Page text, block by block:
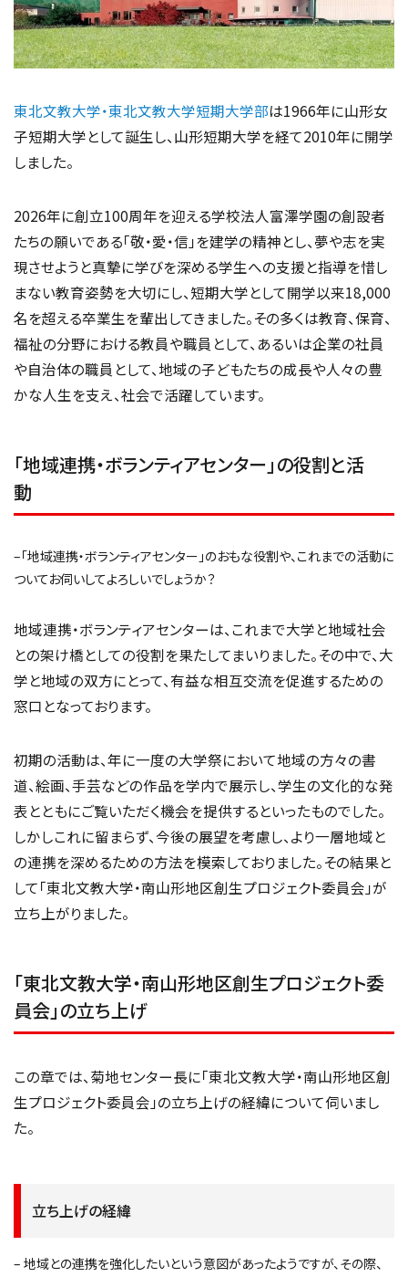
東北文教大学・東北文教大学短期大学部は1966年に山形女
子短期大学として誕生し、山形短期大学を経て2010年に開学
しました。
2026年に創立100周年を迎える学校法人富澤学園の創設者
たちの願いである「敬・愛・信」を建学の精神とし、夢や志を実
現させようと真摯に学びを深める学生への支援と指導を惜し
まない教育姿勢を大切にし、短期大学として開学以来18,000
名を超える卒業生を輩出してきました。その多くは教育、保育、
福祉の分野における教員や職員として、あるいは企業の社員
や自治体の職員として、地域の子どもたちの成長や人々の豊
かな人生を支え、社会で活躍しています。
「地域連携・ボランティアセンター」の役割と活
動
–「地域連携・ボランティアセンター」のおもな役割や、これまでの活動に
ついてお伺いしてよろしいでしょうか？
地域連携・ボランティアセンターは、これまで大学と地域社会
との架け橋としての役割を果たしてまいりました。その中で、大
学と地域の双方にとって、有益な相互交流を促進するための
窓口となっております。
初期の活動は、年に一度の大学祭において地域の方々の書
道、絵画、手芸などの作品を学内で展示し、学生の文化的な発
表とともにご覧いただく機会を提供するといったものでした。
しかしこれに留まらず、今後の展望を考慮し、より一層地域と
の連携を深めるための方法を模索しておりました。その結果と
して「東北文教大学・南山形地区創生プロジェクト委員会」が
立ち上がりました。
「東北文教大学・南山形地区創生プロジェクト委
員会」の立ち上げ
この章では、菊地センター長に「東北文教大学・南山形地区創
生プロジェクト委員会」の立ち上げの経緯について伺いまし
た。
立ち上げの経緯
– 地域との連携を強化したいという意図があったようですが、その際、